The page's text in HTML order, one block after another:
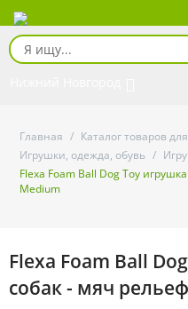
Главная / Каталог товаров
Игрушки, одежда, обувь /
Flexa Foam Ball Dog Toy
Medium
Flexa Foam Ball
собак - мяч